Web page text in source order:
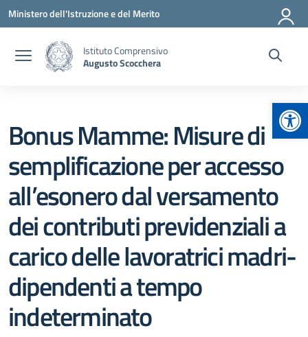
Vai ai contenuti
Vai al menu di navigazione
Vai al footer
Ministero dell'Istruzione e del Merito
Istituto Comprensivo
Augusto Scocchera
Bonus Mamme: Misure di
semplificazione per accesso
all’esonero dal versamento
dei contributi previdenziali a
carico delle lavoratrici madri-
dipendenti a tempo
indeterminato